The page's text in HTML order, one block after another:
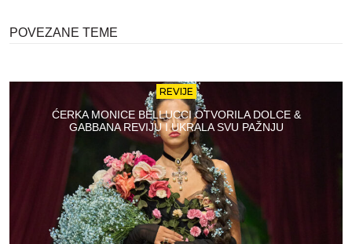
POVEZANE TEME
REVIJE
ĆERKA MONICE BELLUCCI OTVORILA DOLCE &
GABBANA REVIJU I UKRALA SVU PAŽNJU